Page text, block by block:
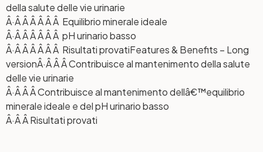
della salute delle vie urinarie
Â·Â Â Â Â Â Â Equilibrio minerale ideale
Â·Â Â Â Â Â Â pH urinario basso
Â·Â Â Â Â Â Â Risultati provatiFeatures & Benefits – Long
versionÂ·Â Â Â Contribuisce al mantenimento della salute
delle vie urinarie
Â·Â Â Â Contribuisce al mantenimento dellâ€™equilibrio
minerale ideale e del pH urinario basso
Â·Â Â Risultati provati